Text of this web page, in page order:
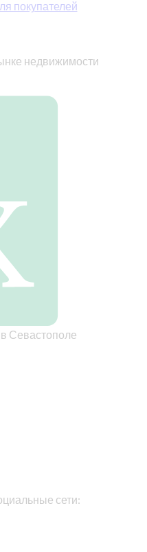
покупателей
недвижимости
Севастополе
сети: